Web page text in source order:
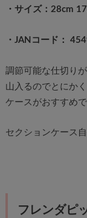
・サイズ：28cm
・JANコード：
調節可能な仕切り
山入るのでとにか
ケースがおすすめで
セクションケース
フレンダピ